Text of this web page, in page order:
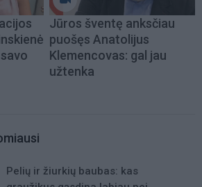
Jūros šventę anksčiau
puošęs Anatolijus
Klemencovas: gal jau
užtenka
Pelių ir žiurkių baubas: kas